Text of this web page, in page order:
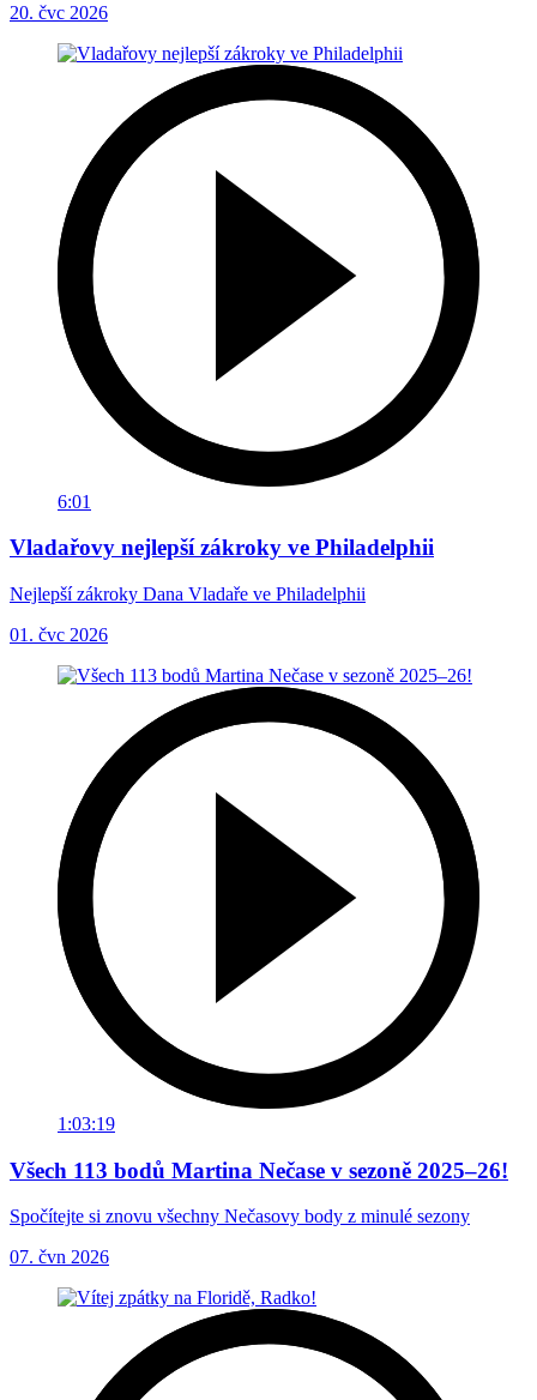
20. čvc 2026
6:01
Vladařovy nejlepší zákroky ve Philadelphii
Nejlepší zákroky Dana Vladaře ve Philadelphii
01. čvc 2026
1:03:19
Všech 113 bodů Martina Nečase v sezoně 2025–26!
Spočítejte si znovu všechny Nečasovy body z minulé sezony
07. čvn 2026